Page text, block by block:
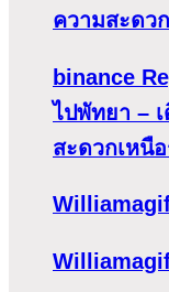
ความสะดว
binance
ไปพัทยา –
สะดวกเหนื